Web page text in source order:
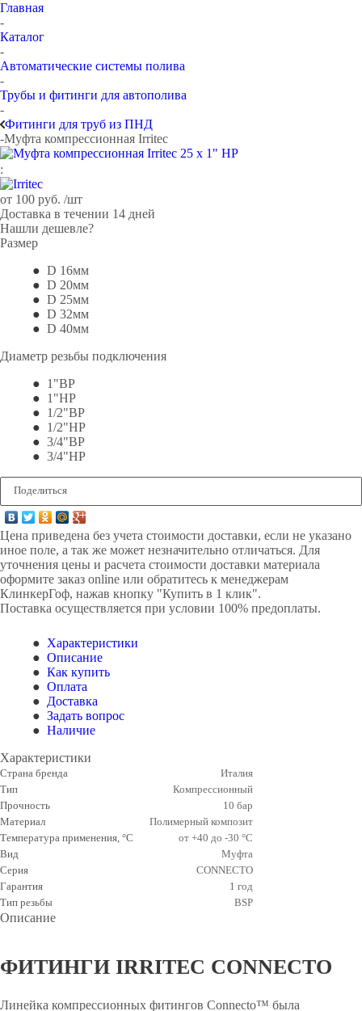
Главная
-
Каталог
-
Автоматические системы полива
-
Трубы и фитинги для автополива
-
Фитинги для труб из ПНД
-Муфта компрессионная Irritec
:
от 100 руб. /шт
Доставка в течении 14 дней
Нашли дешевле?
Размер
D 16мм
D 20мм
D 25мм
D 32мм
D 40мм
Диаметр резьбы подключения
1"ВР
1"НР
1/2"ВР
1/2"НР
3/4"ВР
3/4"НР
Поделиться
Цена приведена без учета стоимости доставки, если не указано
иное поле, а так же может незначительно отличаться. Для
уточнения цены и расчета стоимости доставки материала
оформите заказ online или обратитесь к менеджерам
КлинкерГоф, нажав кнопку "Купить в 1 клик".
Поставка осуществляется при условии 100% предоплаты.
Характеристики
Описание
Как купить
Оплата
Доставка
Задать вопрос
Наличие
Характеристики
Страна бренда
Италия
Тип
Компрессионный
Прочность
10 бар
Материал
Полимерный композит
Температура применения, °С
от +40 до -30 °С
Вид
Муфта
Серия
CONNECTO
Гарантия
1 год
Тип резьбы
BSP
Описание
ФИТИНГИ IRRITEC CONNECTO
Линейка компрессионных фитингов Connecto™ была